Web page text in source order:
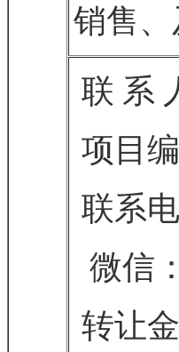
销售
联 系
项目
联系
微信：
转让